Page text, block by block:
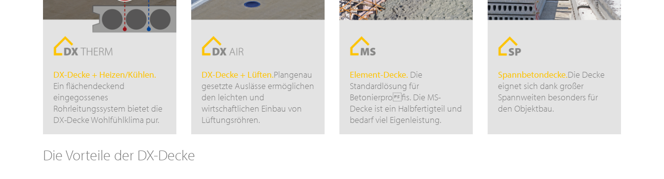
DX-Decke + Heizen/Kühlen.
Ein flächendeckend
eingegossenes
Rohrleitungssystem bietet die
DX-Decke Wohlfühlklima pur.
DX-Decke + Lüften.Plangenau
gesetzte Auslässe ermöglichen
den leichten und
wirtschaftlichen Einbau von
Lüftungsröhren.
Element-Decke. Die
Standardlösung für
Betonierprofis. Die MS-
Decke ist ein Halbfertigteil und
bedarf viel Eigenleistung.
Spannbetondecke.Die Decke
eignet sich dank großer
Spannweiten besonders für
den Objektbau.
Die Vorteile der DX-Decke